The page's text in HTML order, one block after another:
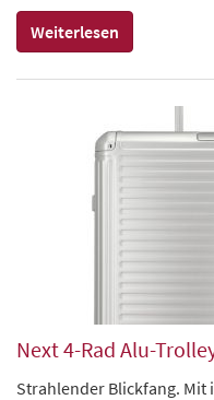
Weiterlesen
Next 4-Rad Alu-
Strahlender Blickfang.